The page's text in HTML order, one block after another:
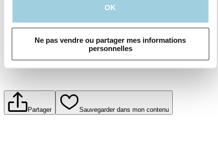
OK
Ne pas vendre ou partager mes informations
personnelles
Partager Sauvegarder dans mon contenu